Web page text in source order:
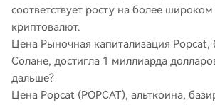
соответствует росту на более
криптовалют.
Цена Рыночная капитализация
Солане, достигла 1 миллиарда
дальше?
Цена Popcat (POPCAT), альткоина,